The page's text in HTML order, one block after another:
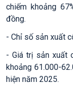
chiếm khoảng
đồng.
- Chỉ số sản xuất
- Giá trị sản xuất
khoảng 61.000-
hiện năm 2025.